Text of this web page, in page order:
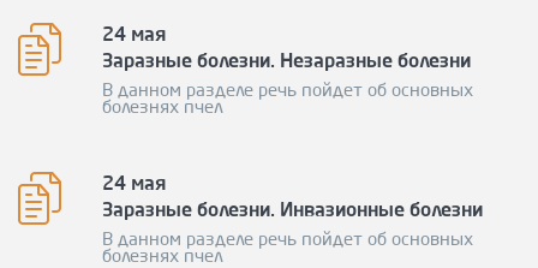
24 мая
Заразные болезни. Незаразные болезни
В данном разделе речь пойдет об основных
болезнях пчел
24 мая
Заразные болезни. Инвазионные болезни
В данном разделе речь пойдет об основных
болезнях пчел